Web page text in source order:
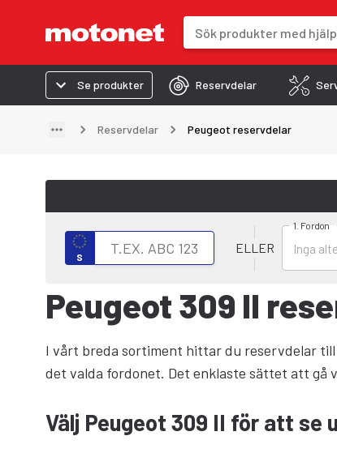
Se produkter
Reservdelar
Reservdelar Peugeot reservdelar
S
Sök efter fordon med registreringsnummer
ELLER
Välj fordon
1. Fordon
Peugeot 309 II
I vårt breda sortiment hittar du reservdelar till
det valda fordonet. Det enklaste sättet att
Välj Peugeot 309 II för att se